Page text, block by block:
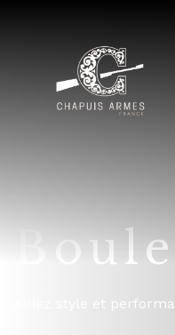
Alliez style et